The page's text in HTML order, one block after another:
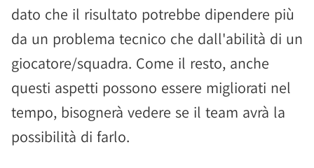
dato che il risultato potrebbe dipendere più
da un problema tecnico che dall'abilità di un
giocatore/squadra. Come il resto, anche
questi aspetti possono essere migliorati nel
tempo, bisognerà vedere se il team avrà la
possibilità di farlo.